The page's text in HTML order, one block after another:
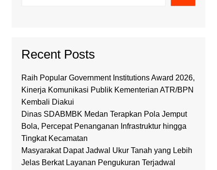
Recent Posts
Raih Popular Government Institutions Award 2026,
Kinerja Komunikasi Publik Kementerian ATR/BPN
Kembali Diakui
Dinas SDABMBK Medan Terapkan Pola Jemput
Bola, Percepat Penanganan Infrastruktur hingga
Tingkat Kecamatan
Masyarakat Dapat Jadwal Ukur Tanah yang Lebih
Jelas Berkat Layanan Pengukuran Terjadwal